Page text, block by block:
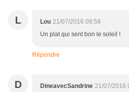
L Lou 21/07/2016 09:58
Un plat qui sent bon le soleil !
Répondre
D DineavecSandrine 21/07/2016